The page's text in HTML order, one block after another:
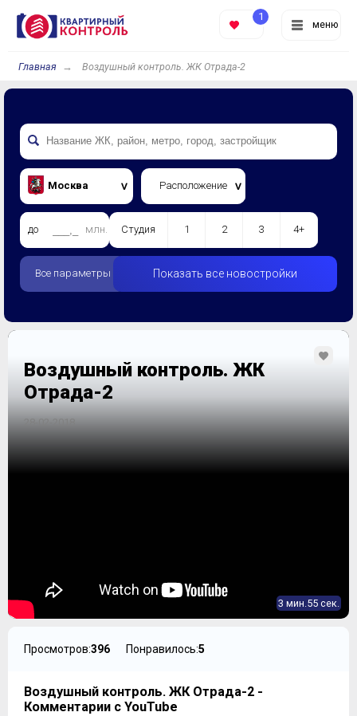
меню
1
Главная Воздушный контроль. ЖК Отрада-2
Москва Расположение
до млн. Студия 1 2 3 4+
Все параметры Показать все новостройки
Воздушный контроль. ЖК
Отрада-2
3 мин.55 сек.
Просмотров:396 Понравилось:5
Воздушный контроль. ЖК Отрада-2 -
Комментарии с YouTube